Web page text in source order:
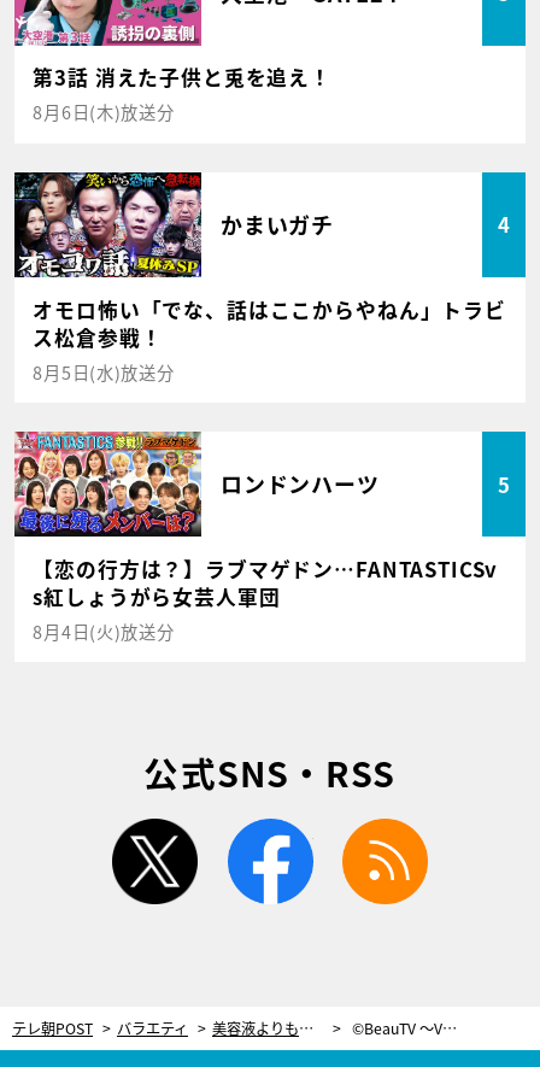
第3話 消えた子供と兎を追え！
8月6日(木)放送分
かまいガチ 4
オモロ怖い「でな、話はここからやねん」トラビ
ス松倉参戦！
8月5日(水)放送分
ロンドンハーツ 5
【恋の行方は？】ラブマゲドン…FANTASTICSv
s紅しょうがら女芸人軍団
8月4日(火)放送分
公式SNS・RSS
twitter facebook
テレ朝POST バラエティ 美容液よりも効果的?!いつものクレンジング＆洗顔に“たった30秒のひと手間” ©BeauTV ～VOCE